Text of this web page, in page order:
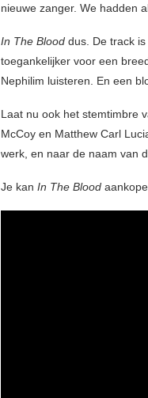
nieuwe zanger. We hadden
In The Blood dus. De track
toegankelijker voor een
Nephilim luisteren. En een
Laat nu ook het stemtimbre
McCoy en Matthew Carl
werk, en naar de naam van
Je kan In The Blood